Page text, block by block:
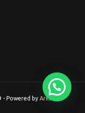
- Powered by Arkeba